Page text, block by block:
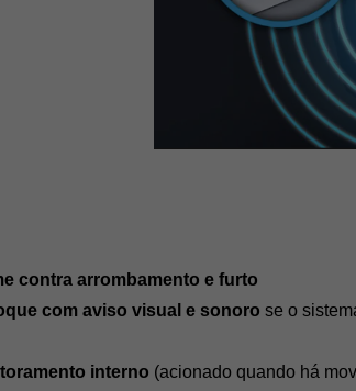
contra arrombamento e furto
com aviso visual e sonoro se o
interno (acionado quando há